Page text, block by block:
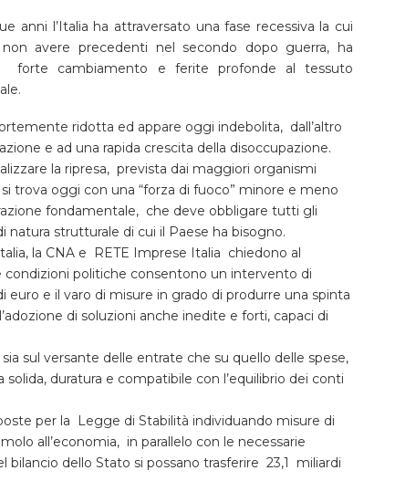
anni l’Italia ha attraversato una fase recessiva la cui
avere precedenti nel secondo dopo guerra, ha
forte cambiamento e ferite profonde al tessuto
ridotta ed appare oggi indebolita, dall’altro
e ad una rapida crescita della disoccupazione.
la ripresa, prevista dai maggiori organismi
trova oggi con una “forza di fuoco” minore e meno
fondamentale, che deve obbligare tutti gli
strutturale di cui il Paese ha bisogno.
la CNA e RETE Imprese Italia chiedono al
politiche consentono un intervento di
euro e il varo di misure in grado di produrre una spinta
di soluzioni anche inedite e forti, capaci di
sul versante delle entrate che su quello delle spese,
duratura e compatibile con l’equilibrio dei conti
per la Legge di Stabilità individuando misure di
all’economia, in parallelo con le necessarie
dello Stato si possano trasferire 23,1 miliardi